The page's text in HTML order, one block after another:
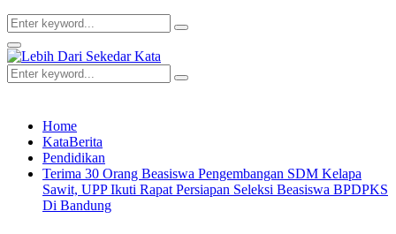
Search
for:
Search
Primary
Menu
Search
for:
Search
Home
KataBerita
Pendidikan
Terima 30 Orang Beasiswa Pengembangan SDM Kelapa
Sawit, UPP Ikuti Rapat Persiapan Seleksi Beasiswa BPDPKS
Di Bandung